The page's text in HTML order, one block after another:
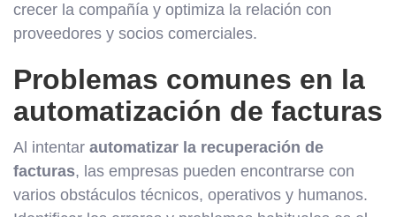
crecer la compañía y optimiza la relación con
proveedores y socios comerciales.
Problemas comunes en la
automatización de facturas
Al intentar automatizar la recuperación de
facturas, las empresas pueden encontrarse con
varios obstáculos técnicos, operativos y humanos.